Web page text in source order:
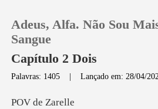
Adeus, Alfa. Não Sou
Sangue
Capítulo 2 Dois
Palavras: 1405 |Lançado em: 28/04/
de Z